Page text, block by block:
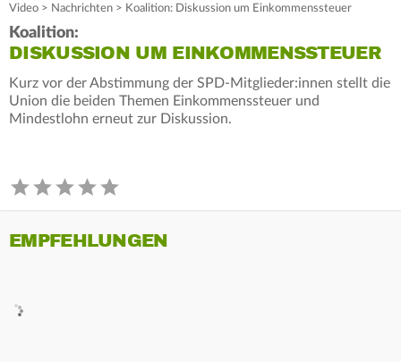
Video > Nachrichten > Koalition: Diskussion um Einkommenssteuer
Koalition:
DISKUSSION UM EINKOMMENSSTEUER
Kurz vor der Abstimmung der SPD-Mitglieder:innen stellt die
Union die beiden Themen Einkommenssteuer und
Mindestlohn erneut zur Diskussion.
EMPFEHLUNGEN